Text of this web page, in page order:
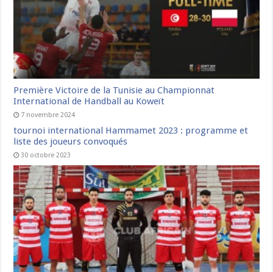
Première Victoire de la Tunisie au Championnat
International de Handball au Koweït
7 novembre 2024
tournoi international Hammamet 2023 : programme et
liste des joueurs convoqués
30 octobre 2023